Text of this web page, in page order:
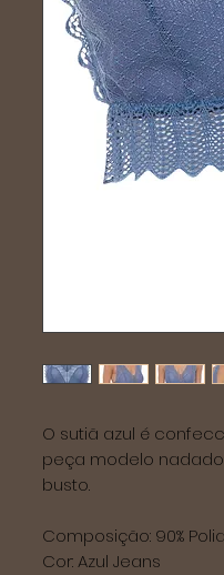
O sutiã azul é
peça modelo
busto.
Composição: 90%
Cor: Azul Jeans